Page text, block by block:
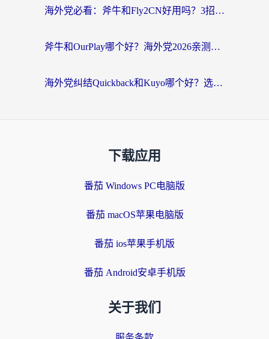
海外党必看：斧牛和Fly2CN好用吗？3招教你选对回国加速器（附免费试用攻略）
斧牛和OurPlay哪个好？海外党2026亲测：选对加速器，国内资源秒加载
海外党纠结Quickback和Kuyo哪个好？选对回国加速器才能无缝刷国内资源
下载应用
番茄 Windows PC电脑版
番茄 macOS苹果电脑版
番茄 ios苹果手机版
番茄 Android安卓手机版
关于我们